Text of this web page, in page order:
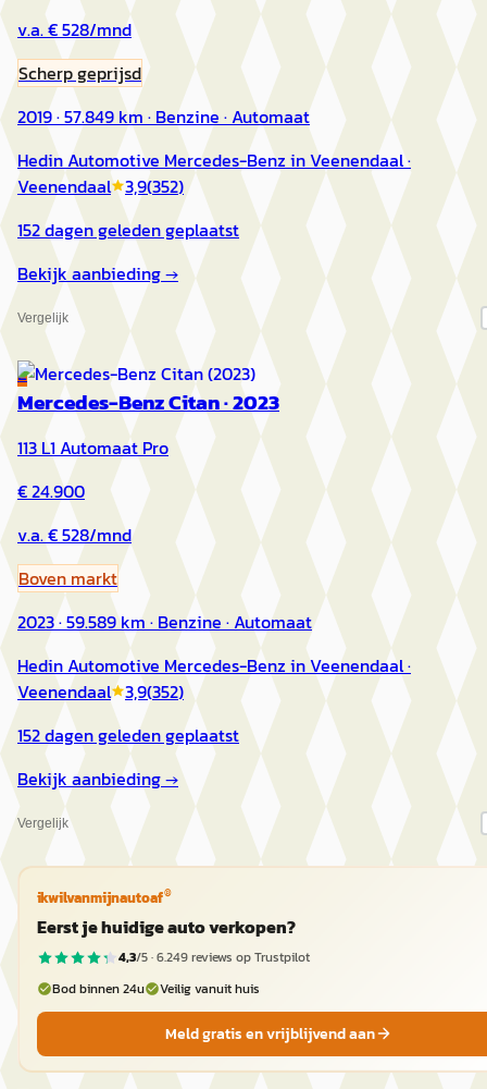
v.a. € 528/mnd
Scherp geprijsd
2019 · 57.849 km · Benzine · Automaat
Hedin Automotive Mercedes-Benz in Veenendaal·
Veenendaal 3,9(352)
152 dagen geleden geplaatst
Bekijk aanbieding →
Vergelijk
E
Mercedes-Benz Citan·2023
113 L1 Automaat Pro
€ 24.900
v.a. € 528/mnd
Boven markt
2023 · 59.589 km · Benzine · Automaat
Hedin Automotive Mercedes-Benz in Veenendaal·
Veenendaal 3,9(352)
152 dagen geleden geplaatst
Bekijk aanbieding →
Vergelijk
ikwilvanmijnautoaf®
Eerst je huidige auto verkopen?
4,3/5 ·6.249reviews op Trustpilot
Bod binnen 24u
Veilig vanuit huis
Meld gratis en vrijblijvend aan